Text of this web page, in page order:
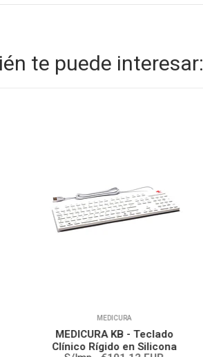
te puede interesar:
KB - Teclado
Rígido en Silicona